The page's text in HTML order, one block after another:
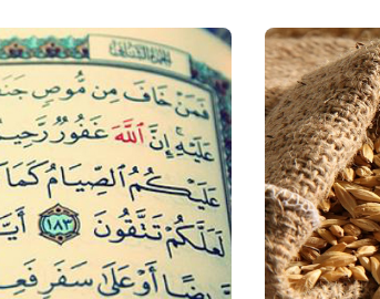
واحة المرأة
منذ 9 سنوات